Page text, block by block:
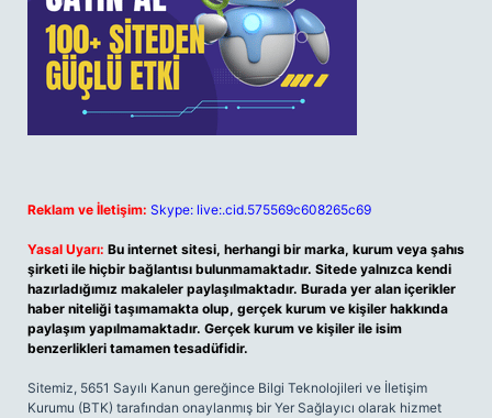
Reklam ve İletişim: Skype: live:.cid.575569c608265c69
Yasal Uyarı: Bu internet sitesi, herhangi bir marka, kurum veya şahıs
şirketi ile hiçbir bağlantısı bulunmamaktadır. Sitede yalnızca kendi
hazırladığımız makaleler paylaşılmaktadır. Burada yer alan içerikler
haber niteliği taşımamakta olup, gerçek kurum ve kişiler hakkında
paylaşım yapılmamaktadır. Gerçek kurum ve kişiler ile isim
benzerlikleri tamamen tesadüfidir.
Sitemiz, 5651 Sayılı Kanun gereğince Bilgi Teknolojileri ve İletişim
Kurumu (BTK) tarafından onaylanmış bir Yer Sağlayıcı olarak hizmet